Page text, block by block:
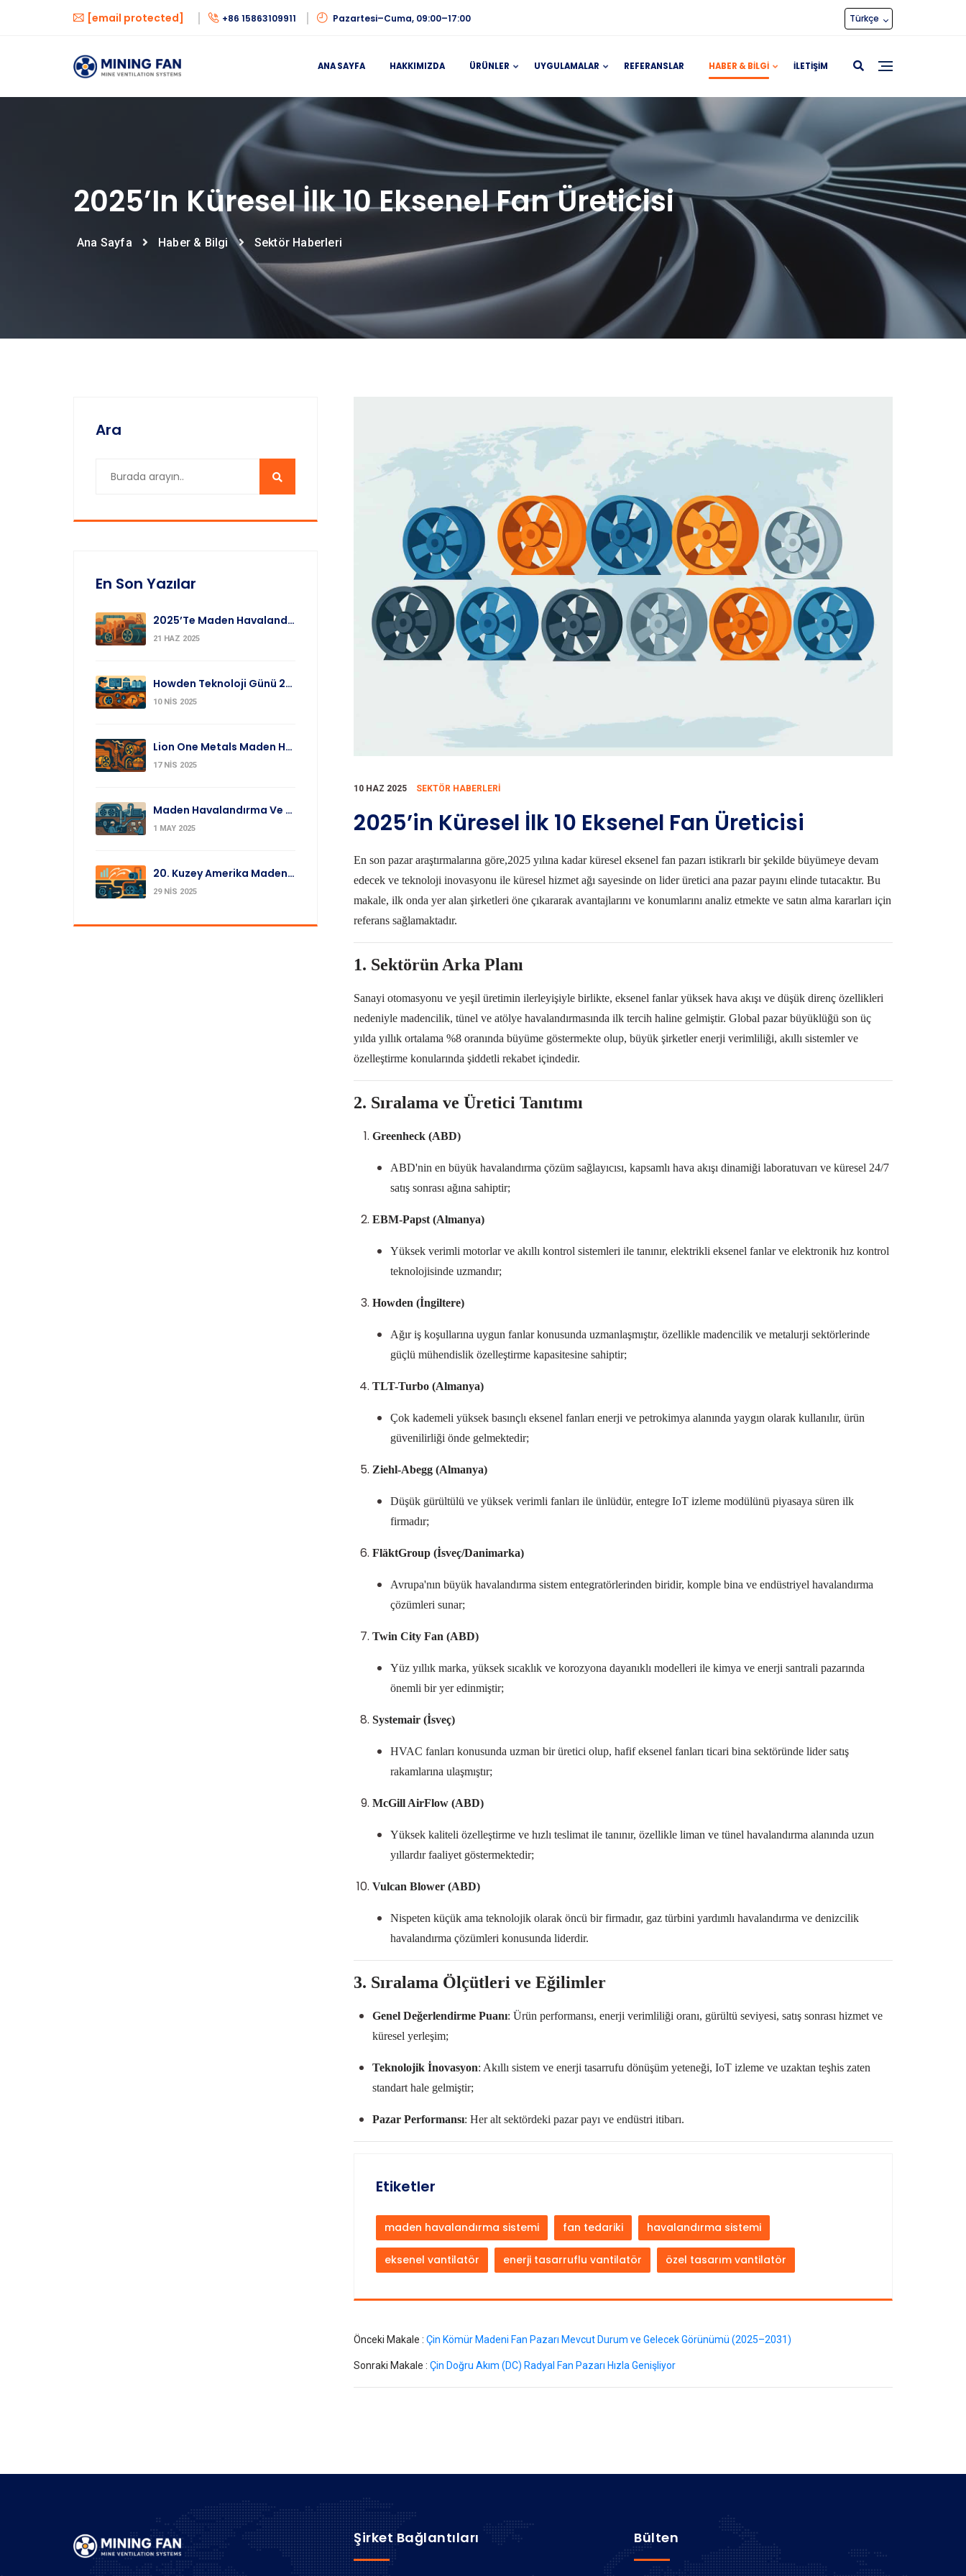
[email protected] +86 15863109911 Pazartesi–Cuma, 09:00–17:00 Türkçe
ANA SAYFA HAKKIMIZDA ÜRÜNLER UYGULAMALAR REFERANSLAR HABER & BILGI İLETIŞIM
2025’in Küresel İlk 10 Eksenel Fan Üreticisi
Ana Sayfa Haber & Bilgi Sektör Haberleri
Ara
En Son Yazılar
2025’te Maden Havalandırma Fan Pazarı Hızlanıyor: Daha Akıllı Madenler
21 HAZ 2025
Howden Teknoloji Günü 2025: Madencilikte Yenilikçi Teknolojiler
10 NIS 2025
Lion One Metals Maden Havalandırma Yükseltmesini Duyurdu Ve İlk Çeyrek Altın Üretimini Açıkladı
17 NIS 2025
Maden Havalandırma Ve Soğutma: Enerji Tasarrufu Ile Güvenlik Arasında En İyi Denge
1 MAY 2025
20. Kuzey Amerika Maden Havalandırma Sempozyumu Yakında
29 NIS 2025
10 HAZ 2025 SEKTÖR HABERLERI
2025’in Küresel İlk 10 Eksenel Fan Üreticisi
En son pazar araştırmalarına göre,2025 yılına kadar küresel eksenel fan pazarı istikrarlı bir şekilde büyümeye devam
edecek ve teknoloji inovasyonu ile küresel hizmet ağı sayesinde on lider üretici ana pazar payını elinde tutacaktır. Bu
makale, ilk onda yer alan şirketleri öne çıkararak avantajlarını ve konumlarını analiz etmekte ve satın alma kararları için
referans sağlamaktadır.
1. Sektörün Arka Planı
Sanayi otomasyonu ve yeşil üretimin ilerleyişiyle birlikte, eksenel fanlar yüksek hava akışı ve düşük direnç özellikleri
nedeniyle madencilik, tünel ve atölye havalandırmasında ilk tercih haline gelmiştir. Global pazar büyüklüğü son üç
yılda yıllık ortalama %8 oranında büyüme göstermekte olup, büyük şirketler enerji verimliliği, akıllı sistemler ve
özelleştirme konularında şiddetli rekabet içindedir.
2. Sıralama ve Üretici Tanıtımı
Greenheck(ABD)
ABD'nin en büyük havalandırma çözüm sağlayıcısı, kapsamlı hava akışı dinamiği laboratuvarı ve küresel 24/7
satış sonrası ağına sahiptir;
EBM-Papst(Almanya)
Yüksek verimli motorlar ve akıllı kontrol sistemleri ile tanınır, elektrikli eksenel fanlar ve elektronik hız kontrol
teknolojisinde uzmandır;
Howden (İngiltere)
Ağır iş koşullarına uygun fanlar konusunda uzmanlaşmıştır, özellikle madencilik ve metalurji sektörlerinde
güçlü mühendislik özelleştirme kapasitesine sahiptir;
TLT-Turbo(Almanya)
Çok kademeli yüksek basınçlı eksenel fanları enerji ve petrokimya alanında yaygın olarak kullanılır, ürün
güvenilirliği önde gelmektedir;
Ziehl-Abegg(Almanya)
Düşük gürültülü ve yüksek verimli fanları ile ünlüdür, entegre IoT izleme modülünü piyasaya süren ilk
firmadır;
FläktGroup(İsveç/Danimarka)
Avrupa'nın büyük havalandırma sistem entegratörlerinden biridir, komple bina ve endüstriyel havalandırma
çözümleri sunar;
Twin City Fan (ABD)
Yüz yıllık marka, yüksek sıcaklık ve korozyona dayanıklı modelleri ile kimya ve enerji santrali pazarında
önemli bir yer edinmiştir;
Systemair(İsveç)
HVAC fanları konusunda uzman bir üretici olup, hafif eksenel fanları ticari bina sektöründe lider satış
rakamlarına ulaşmıştır;
McGill AirFlow(ABD)
Yüksek kaliteli özelleştirme ve hızlı teslimat ile tanınır, özellikle liman ve tünel havalandırma alanında uzun
yıllardır faaliyet göstermektedir;
Vulcan Blower(ABD)
Nispeten küçük ama teknolojik olarak öncü bir firmadır, gaz türbini yardımlı havalandırma ve denizcilik
havalandırma çözümleri konusunda liderdir.
3. Sıralama Ölçütleri ve Eğilimler
Genel Değerlendirme Puanı: Ürün performansı, enerji verimliliği oranı, gürültü seviyesi, satış sonrası hizmet ve
küresel yerleşim;
Teknolojik İnovasyon: Akıllı sistem ve enerji tasarrufu dönüşüm yeteneği, IoT izleme ve uzaktan teşhis zaten
standart hale gelmiştir;
Pazar Performansı: Her alt sektördeki pazar payı ve endüstri itibarı.
Etiketler
maden havalandırma sistemi fan tedariki havalandırma sistemi
eksenel vantilatör enerji tasarruflu vantilatör özel tasarım vantilatör
Önceki Makale : Çin Kömür Madeni Fan Pazarı Mevcut Durum ve Gelecek Görünümü (2025–2031)
Sonraki Makale : Çin Doğru Akım (DC) Radyal Fan Pazarı Hızla Genişliyor
Şirket Bağlantıları Bülten